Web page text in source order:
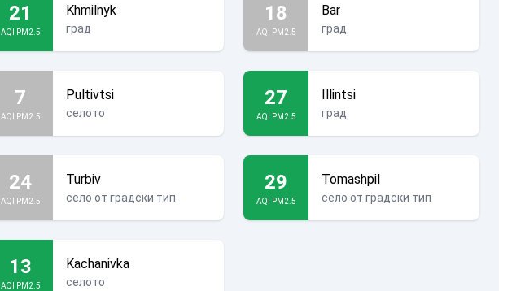
21
AQI PM2.5
Khmilnyk
град
18
AQI PM2.5
Bar
град
7
AQI PM2.5
Pultivtsi
селото
27
AQI PM2.5
Illintsi
град
24
AQI PM2.5
Turbiv
село от градски тип
29
AQI PM2.5
Tomashpil
село от градски тип
13
AQI PM2.5
Kachanivka
селото